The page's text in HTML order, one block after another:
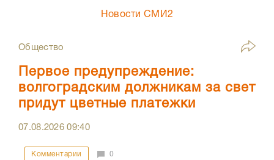
Новости СМИ2
Общество
Первое предупреждение:
волгоградским должникам за свет
придут цветные платежки
07.08.202609:40
Комментарии 0